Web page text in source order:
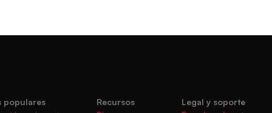
populares
Recursos
Legal y soporte